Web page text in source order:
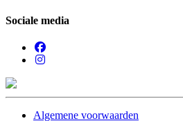
Sociale media
Algemene voorwaarden